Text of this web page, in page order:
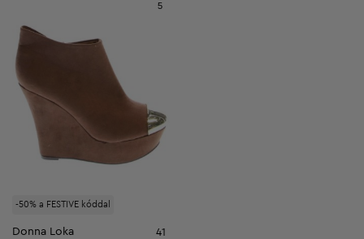
-50% a FESTIVE kóddal
5
Donna Loka 41